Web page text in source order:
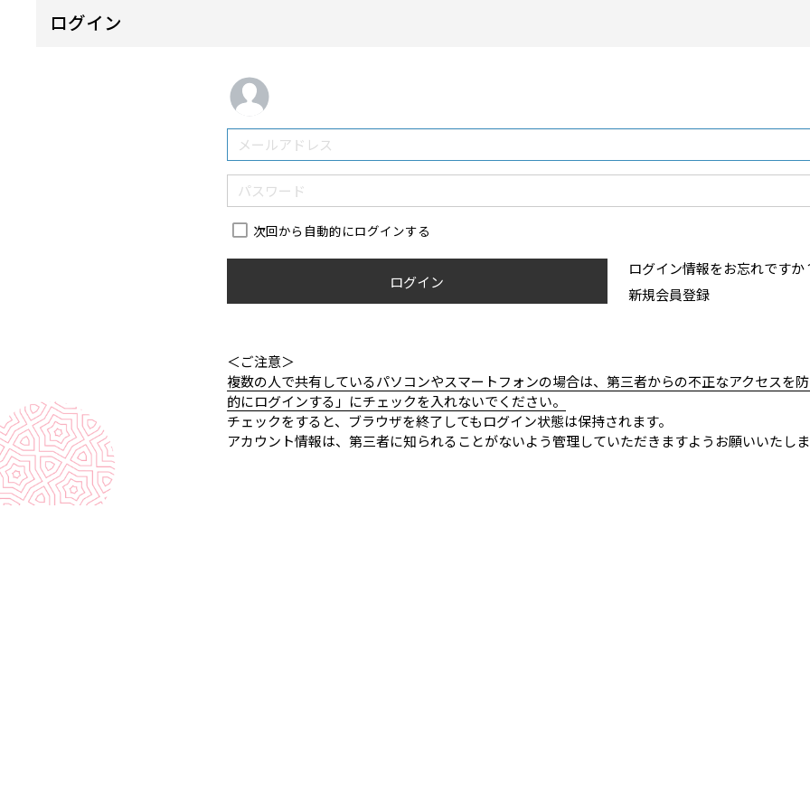
ログイン
次回から自動的にログインする
ログイン
ログイン情報をお忘れですか
新規会員登録
＜ご注意＞
複数の人で共有しているパソコンやスマートフォンの場合は、第三者からの不正なアクセスを
的にログインする」にチェックを入れないでください。
チェックをすると、ブラウザを終了してもログイン状態は保持されます。
アカウント情報は、第三者に知られることがないよう管理していただきますようお願いいたし